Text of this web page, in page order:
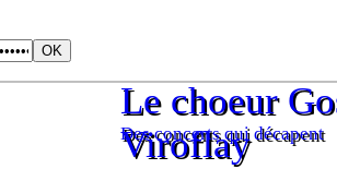
Des concerts qui décapent
Le choeur
Viroflay
Des concerts qui décapent
Le choeur
Viroflay